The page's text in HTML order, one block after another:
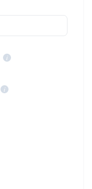
i
i